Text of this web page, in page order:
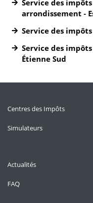
Service des
arrondissement -
Service des
Service des
Étienne Sud
Centres des Impôts
Simulateurs
Actualités
FAQ